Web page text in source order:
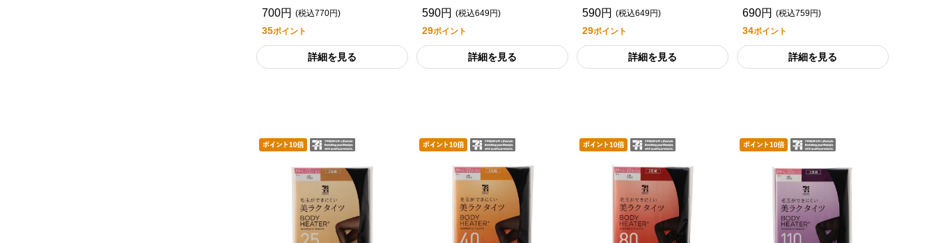
700円 (税込770円)
35ポイント
詳細を見る
イル
590円 (税込649円)
29ポイント
詳細を見る
スタイル
590円 (税込649円)
29ポイント
詳細を見る
タイル
690円 (税込759円)
34ポイント
詳細を見る